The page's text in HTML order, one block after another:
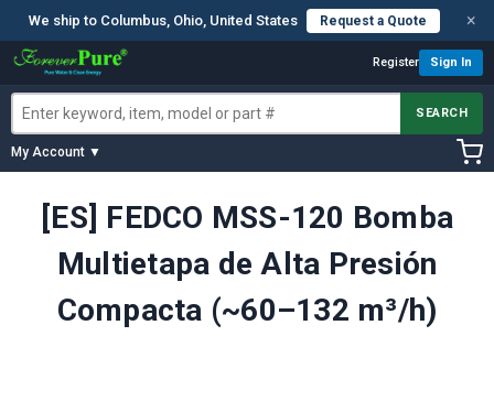
We ship to Columbus, Ohio, United States Request a Quote ×
Register Sign In
SEARCH
My Account ▼
[ES] FEDCO MSS-120 Bomba
Multietapa de Alta Presión
Compacta (~60–132 m³/h)